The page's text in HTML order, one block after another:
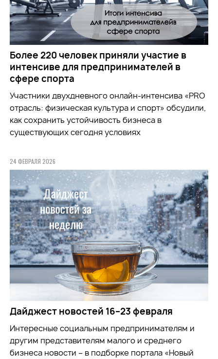
Более 220 человек приняли участие в
интенсиве для предпринимателей в
сфере спорта
Участники двухдневного онлайн-интенсива «PRO
отрасль: физическая культура и спорт» обсудили,
как сохранить устойчивость бизнеса в
существующих сегодня условиях
24 ФЕВРАЛЯ 2026
Дайджест новостей 16–23 февраля
Интересные социальным предпринимателям и
другим представителям малого и среднего
бизнеса новости – в подборке портала «Новый